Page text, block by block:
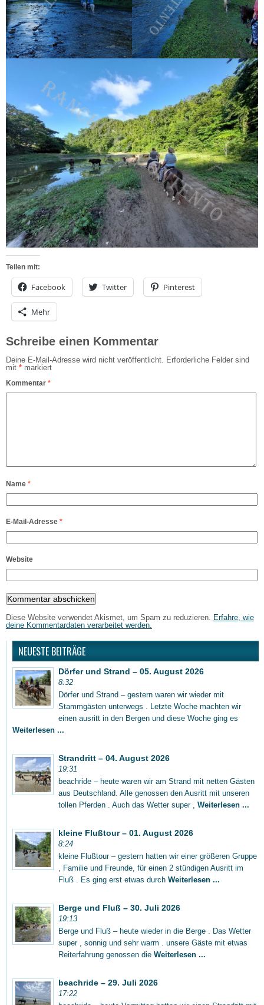
Teilen mit:
Facebook Twitter Pinterest
Mehr
Schreibe einen Kommentar
Deine E-Mail-Adresse wird nicht veröffentlicht. Erforderliche Felder sind
mit * markiert
Kommentar *
Name *
E-Mail-Adresse *
Website
Diese Website verwendet Akismet, um Spam zu reduzieren. Erfahre, wie
deine Kommentardaten verarbeitet werden.
NEUESTE BEITRÄGE
Dörfer und Strand – 05. August 2026
8:32
Dörfer und Strand – gestern waren wir wieder mit
Stammgästen unterwegs . Letzte Woche machten wir
einen ausritt in den Bergen und diese Woche ging es
Weiterlesen ...
Strandritt – 04. August 2026
19:31
beachride – heute waren wir am Strand mit netten Gästen
aus Deutschland. Alle genossen den Ausritt mit unseren
tollen Pferden . Auch das Wetter super , Weiterlesen ...
kleine Flußtour – 01. August 2026
8:24
kleine Flußtour – gestern hatten wir einer größeren Gruppe
, Familie und Freunde, für einen 2 stündigen Ausritt im
Fluß . Es ging erst etwas durch Weiterlesen ...
Berge und Fluß – 30. Juli 2026
19:13
Berge und Fluß – heute wieder in die Berge . Das Wetter
super , sonnig und sehr warm . unsere Gäste mit etwas
Reiterfahrung genossen die Weiterlesen ...
beachride – 29. Juli 2026
17:22